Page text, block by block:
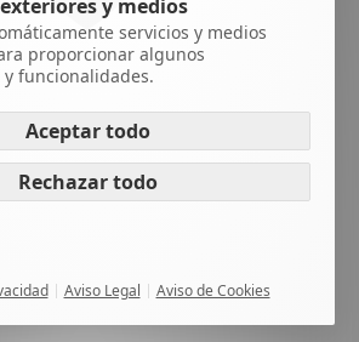
5´5
y medios
servicios y medios
proporcionar algunos
funcionalidades.
Aceptar todo
Rechazar todo
Aviso Legal Aviso de Cookies